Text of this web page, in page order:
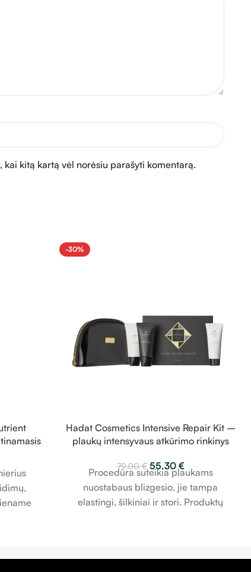
kitą kartą vėl norėsiu parašyti komentarą.
-30%
Hadat Cosmetics Intensive Repair Kit –
plaukų intensyvaus atkūrimo rinkinys
79.00€ 55.30€
Procedūra suteikia plaukams
nuostabaus blizgesio, jie tampa
elastingi, šilkiniai ir stori. Produktų
tankį ir storį, intensyviai juos maitina.